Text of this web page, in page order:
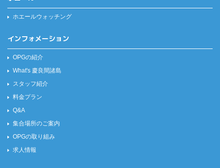
ホエールウォッチング
インフォメーション
OPGの紹介
What's 慶良間諸島
スタッフ紹介
料金プラン
Q&A
集合場所のご案内
OPGの取り組み
求人情報